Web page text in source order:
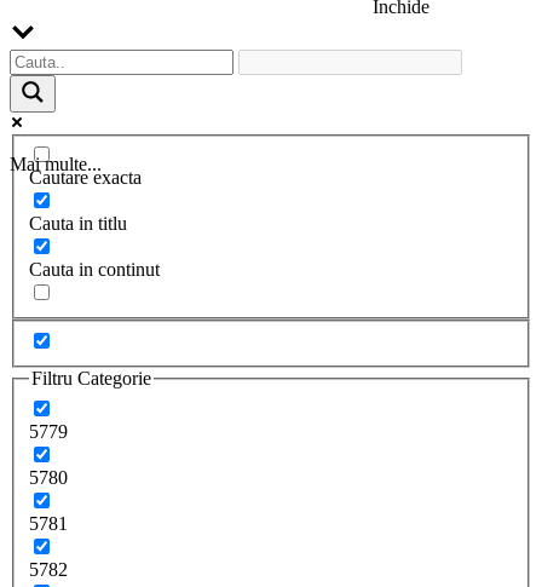
Inchide
Mai multe...
Cautare exacta
Cauta in titlu
Cauta in continut
Filtru Categorie
5779
5780
5781
5782